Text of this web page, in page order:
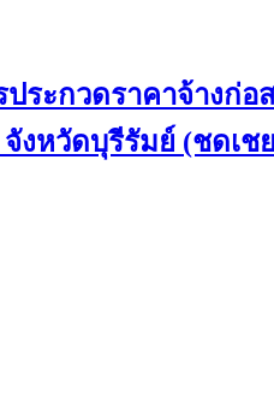
ประกวดราคาจ้าง
งหวัดบุรีรัมย์ (ชดเ